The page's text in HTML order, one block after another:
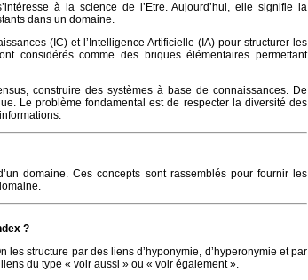
à la science de l’Etre. Aujourd’hui, elle signifie la
dans un domaine.
(IC) et l’Intelligence Artificielle (IA) pour structurer les
considérés comme des briques élémentaires permettant
construire des systèmes à base de connaissances. De
Le problème fondamental est de respecter la diversité des
domaine. Ces concepts sont rassemblés pour fournir les
?
les structure par des liens d’hyponymie, d’hyperonymie et par
du type « voir aussi » ou « voir également ».